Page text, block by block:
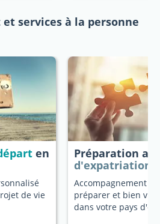
services à la personne
en
de vie
Préparation au
d'expatriation
Accompagnement
préparer et bien
dans votre pays